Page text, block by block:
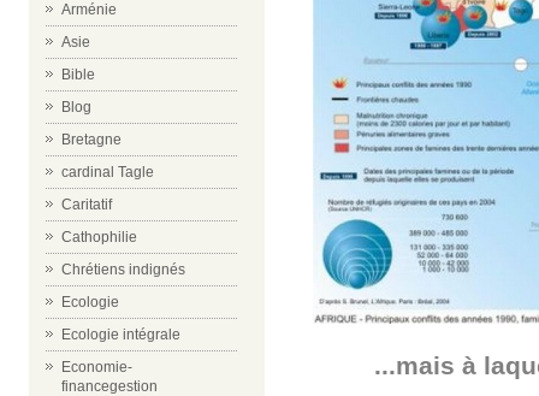
Arménie
Asie
Bible
Blog
Bretagne
cardinal Tagle
Caritatif
Cathophilie
Chrétiens indignés
Ecologie
Ecologie intégrale
Economie-
financegestion
...mais à